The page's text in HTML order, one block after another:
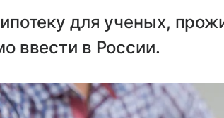
для ученых,
ввести в России.